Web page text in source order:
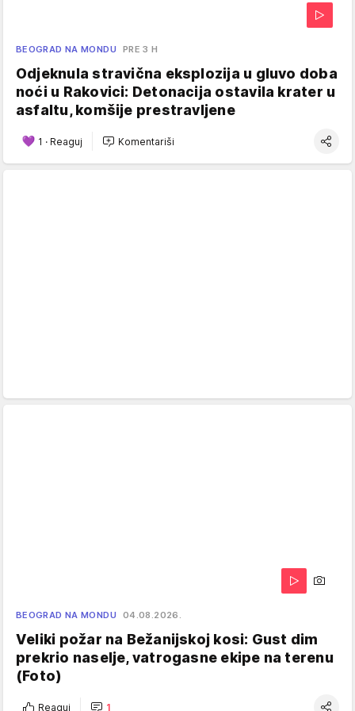
BEOGRAD NA MONDU PRE 3 H
Odjeknula stravična eksplozija u gluvo doba
noći u Rakovici: Detonacija ostavila krater u
asfaltu, komšije prestravljene
1 · Reaguj Komentariši
BEOGRAD NA MONDU 04.08.2026.
Veliki požar na Bežanijskoj kosi: Gust dim
prekrio naselje, vatrogasne ekipe na terenu
(Foto)
Reaguj 1